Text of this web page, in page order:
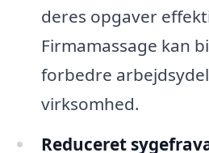
deres opgaver
Firmamassage kan
forbedre
virksomhed.
Reduceret